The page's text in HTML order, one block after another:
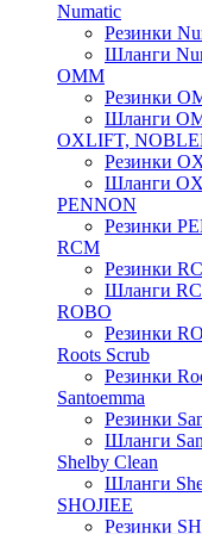
Numatic
Резинки
Шланги
OMM
Резинки
Шланги
OXLIFT,
Резинки
Шланги
PENNON
Резинки
RCM
Резинки
Шланги
ROBO
Резинки
Roots Scrub
Резинки
Santoemma
Резинки
Шланги
Shelby Clean
Шланги
SHOJIEE
Резинки